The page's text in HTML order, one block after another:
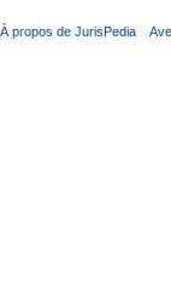
À propos de JurisPedia